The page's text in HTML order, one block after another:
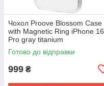
Чохол Proove Blossom Case
with Magnetic Ring iPhone 16
Pro gray titanium
(PCBLIP16P027)
Готово до відправки
999 ₴